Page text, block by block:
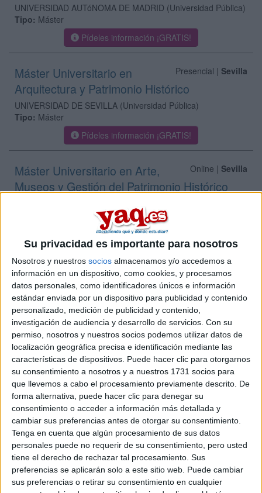
Su privacidad es importante para nosotros
Nosotros y nuestros socios almacenamos y/o accedemos a
información en un dispositivo, como cookies, y procesamos
datos personales, como identificadores únicos e información
estándar enviada por un dispositivo para publicidad y contenido
personalizado, medición de publicidad y contenido,
investigación de audiencia y desarrollo de servicios. Con su
permiso, nosotros y nuestros socios podemos utilizar datos de
localización geográfica precisa e identificación mediante las
características de dispositivos. Puede hacer clic para otorgarnos
su consentimiento a nosotros y a nuestros 1731 socios para
que llevemos a cabo el procesamiento previamente descrito. De
forma alternativa, puede hacer clic para denegar su
consentimiento o acceder a información más detallada y
cambiar sus preferencias antes de otorgar su consentimiento.
Tenga en cuenta que algún procesamiento de sus datos
personales puede no requerir de su consentimiento, pero usted
tiene el derecho de rechazar tal procesamiento. Sus
preferencias se aplicarán solo a este sitio web. Puede cambiar
sus preferencias o retirar su consentimiento en cualquier
UNIVERSIDAD AUTóNOMA DE MADRID (Universidad Pública)
Tipo: Máster
Pídeles información ¡GRATIS!
Presencial | Sevilla
Máster Universitario en
Arquitectura y Patrimonio Histórico
UNIVERSIDAD DE SEVILLA (Universidad Pública)
Tipo: Máster
Pídeles información ¡GRATIS!
Online | Sevilla
Máster Universitario en Arte,
Museos y Gestión del Patrimonio Histórico
Pídeles información ¡GRATIS!
Online |Barcelona
Máster Universitario en
Bibliotecas y Colecciones Patrimoniales
UNIVERSITAT DE BARCELONA (Universidad Pública)
Tipo: Máster
Pídeles información ¡GRATIS!
Presencial |Granada
Máster Universitario en
Ciencia y Tecnología en Patrimonio
Arquitectónico
UNIVERSIDAD DE GRANADA (Universidad Pública)
Tipo: Máster
Pídeles información ¡GRATIS!
Online |
Máster Universitario en Educación